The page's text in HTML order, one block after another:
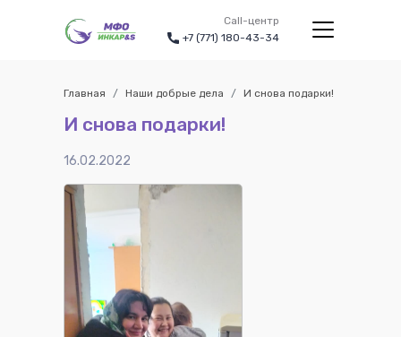
Call-центр
+7 (771) 180-43-34
Главная Наши добрые дела И снова подарки!
И снова подарки!
16.02.2022